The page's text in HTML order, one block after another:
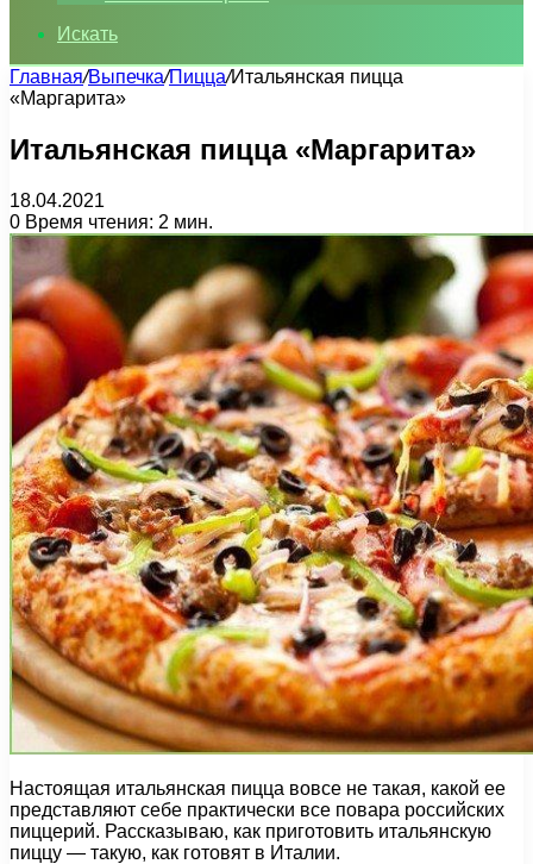
Искать
Главная/Выпечка/Пицца/Итальянская пицца
«Маргарита»
Итальянская пицца «Маргарита»
18.04.2021
0 Время чтения: 2 мин.
Настоящая итальянская пицца вовсе не такая, какой ее
представляют себе практически все повара российских
пиццерий. Рассказываю, как приготовить итальянскую
пиццу — такую, как готовят в Италии.